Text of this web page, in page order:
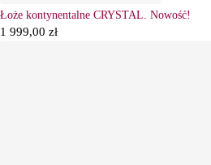
Łoże kontynentalne CRYSTAL. Nowość!
1 999,00 zł